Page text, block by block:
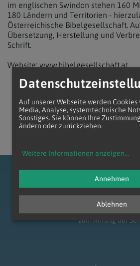
im englischen Swindon stehen 160
180 Ländern und Territorien -
Österreichische Bibelgesellschaft.
Übersetzung, Herstellung und
Schrift.
Website:www.bibelgesellschaft.at
zum Anfang der
Auf unserer Webseite werden
Media, Analyse, systemtechnische
Sonstiges. Sie können Ihre
ändern oder zurückziehen.
Weitere Informationen anzeigen...
Ablehnen
Annehmen